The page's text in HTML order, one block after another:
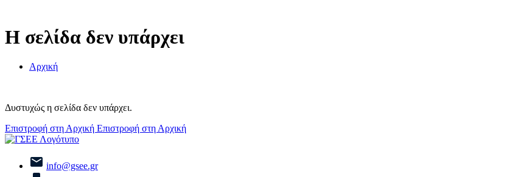
Η σελίδα δεν υπάρχει
Αρχική
Δυστυχώς η σελίδα δεν υπάρχει.
Επιστροφή στη Αρχική Επιστροφή στη Αρχική
info@gsee.gr